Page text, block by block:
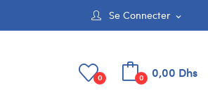
Se Connecter expand_more
0,00 Dhs
0
0